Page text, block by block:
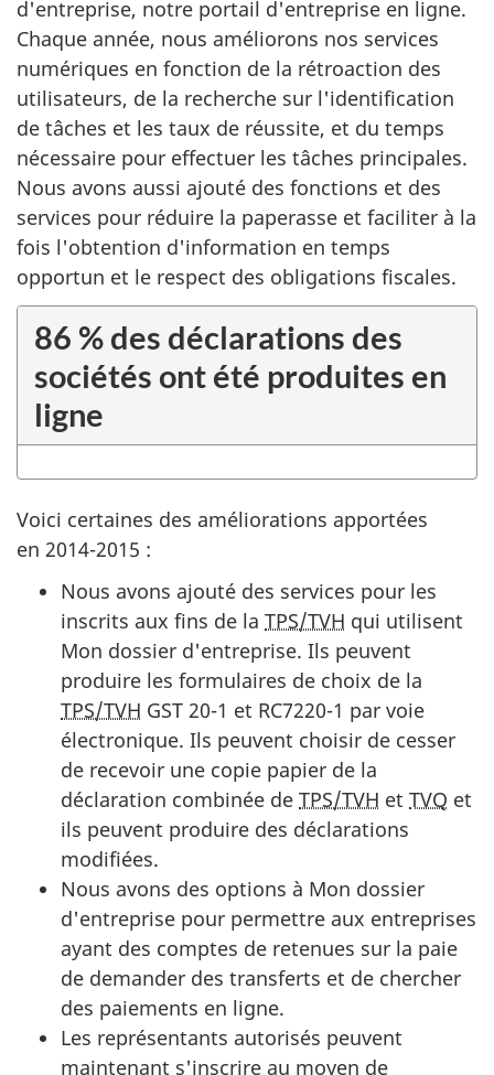
d'entreprise, notre portail d'entreprise en ligne.
Chaque année, nous améliorons nos services
numériques en fonction de la rétroaction des
utilisateurs, de la recherche sur l'identification
de tâches et les taux de réussite, et du temps
nécessaire pour effectuer les tâches principales.
Nous avons aussi ajouté des fonctions et des
services pour réduire la paperasse et faciliter à la
fois l'obtention d'information en temps
opportun et le respect des obligations fiscales.
86 % des déclarations des
sociétés ont été produites en
ligne
Voici certaines des améliorations apportées
en 2014-2015 :
Nous avons ajouté des services pour les
inscrits aux fins de la TPS/TVH qui utilisent
Mon dossier d'entreprise. Ils peuvent
produire les formulaires de choix de la
TPS/TVH GST 20-1 et RC7220-1 par voie
électronique. Ils peuvent choisir de cesser
de recevoir une copie papier de la
déclaration combinée de TPS/TVH et TVQ et
ils peuvent produire des déclarations
modifiées.
Nous avons des options à Mon dossier
d'entreprise pour permettre aux entreprises
ayant des comptes de retenues sur la paie
de demander des transferts et de chercher
des paiements en ligne.
Les représentants autorisés peuvent
maintenant s'inscrire au moyen de